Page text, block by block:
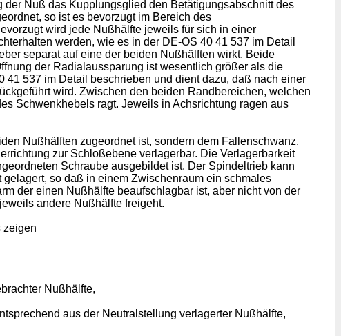
Nuß das Kupplungsglied den Betätigungsabschnitt des
so ist es bevorzugt im Bereich des
wird jede Nußhälfte jeweils für sich in einer
werden, wie es in der DE-OS 40 41 537 im Detail
separat auf eine der beiden Nußhälften wirkt. Beide
der Radialaussparung ist wesentlich größer als die
537 im Detail beschrieben und dient dazu, daß nach einer
wird. Zwischen den beiden Randbereichen, welchen
Schwenkhebels ragt. Jeweils in Achsrichtung ragen aus
Nußhälften zugeordnet ist, sondern dem Fallenschwanz.
zur Schloßebene verlagerbar. Die Verlagerbarkeit
Schraube ausgebildet ist. Der Spindeltrieb kann
so daß in einem Zwischenraum ein schmales
der einen Nußhälfte beaufschlagbar ist, aber nicht von der
andere Nußhälfte freigeht.
zeigen
Nußhälfte,
aus der Neutralstellung verlagerter Nußhälfte,